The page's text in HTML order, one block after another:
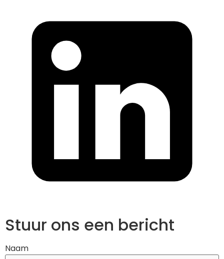
Stuur ons een bericht
Naam